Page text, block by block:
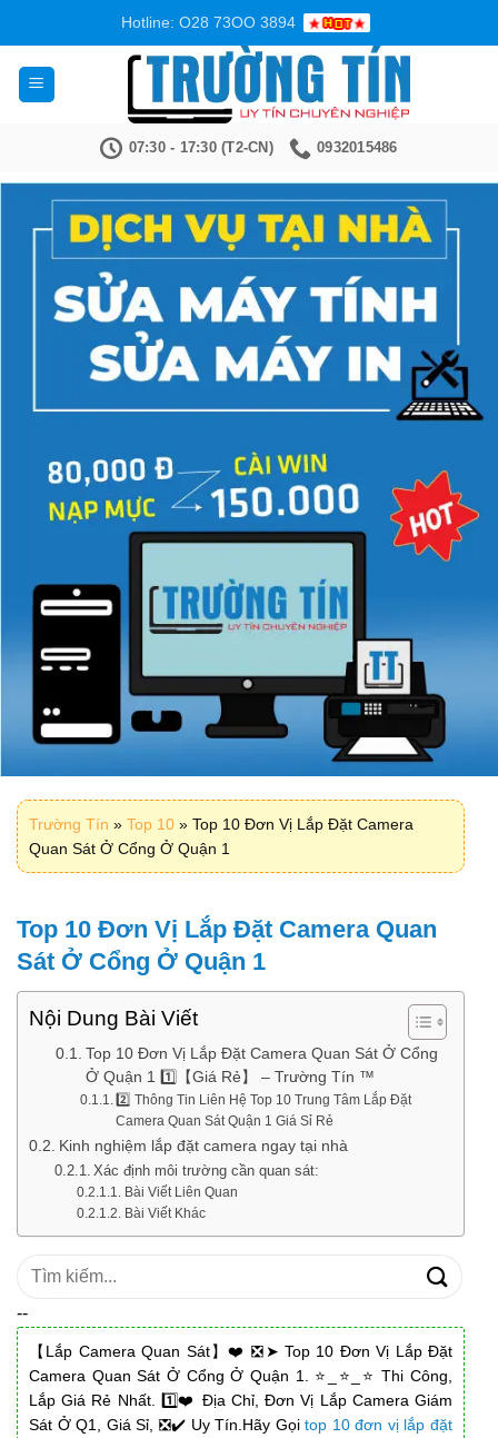
nội
dung
Hotline: O28 73OO 3894
07:30 - 17:30 (T2-CN) 0932015486
Trường Tín » Top 10 » Top 10 Đơn Vị Lắp Đặt Camera
Quan Sát Ở Cổng Ở Quận 1
Top 10 Đơn Vị Lắp Đặt Camera Quan
Sát Ở Cổng Ở Quận 1
Nội Dung Bài Viết
Top 10 Đơn Vị Lắp Đặt Camera Quan Sát Ở Cổng
Ở Quận 1 1️⃣【Giá Rẻ】 – Trường Tín ™
2️⃣ Thông Tin Liên Hệ Top 10 Trung Tâm Lắp Đặt
Camera Quan Sát Quận 1 Giá Sỉ Rẻ
Kinh nghiệm lắp đặt camera ngay tại nhà
Xác định môi trường cần quan sát:
Bài Viết Liên Quan
Bài Viết Khác
Tìm
--
【Lắp Camera Quan Sát】❤️ ❎➤ Top 10 Đơn Vị Lắp Đặt
Camera Quan Sát Ở Cổng Ở Quận 1. ⭐_⭐_⭐ Thi Công,
Lắp Giá Rẻ Nhất. 1️⃣❤️ Địa Chỉ, Đơn Vị Lắp Camera Giám
Sát Ở Q1, Giá Sỉ, ❎✔️ Uy Tín.Hãy Gọitop 10 đơn vị lắp đặt